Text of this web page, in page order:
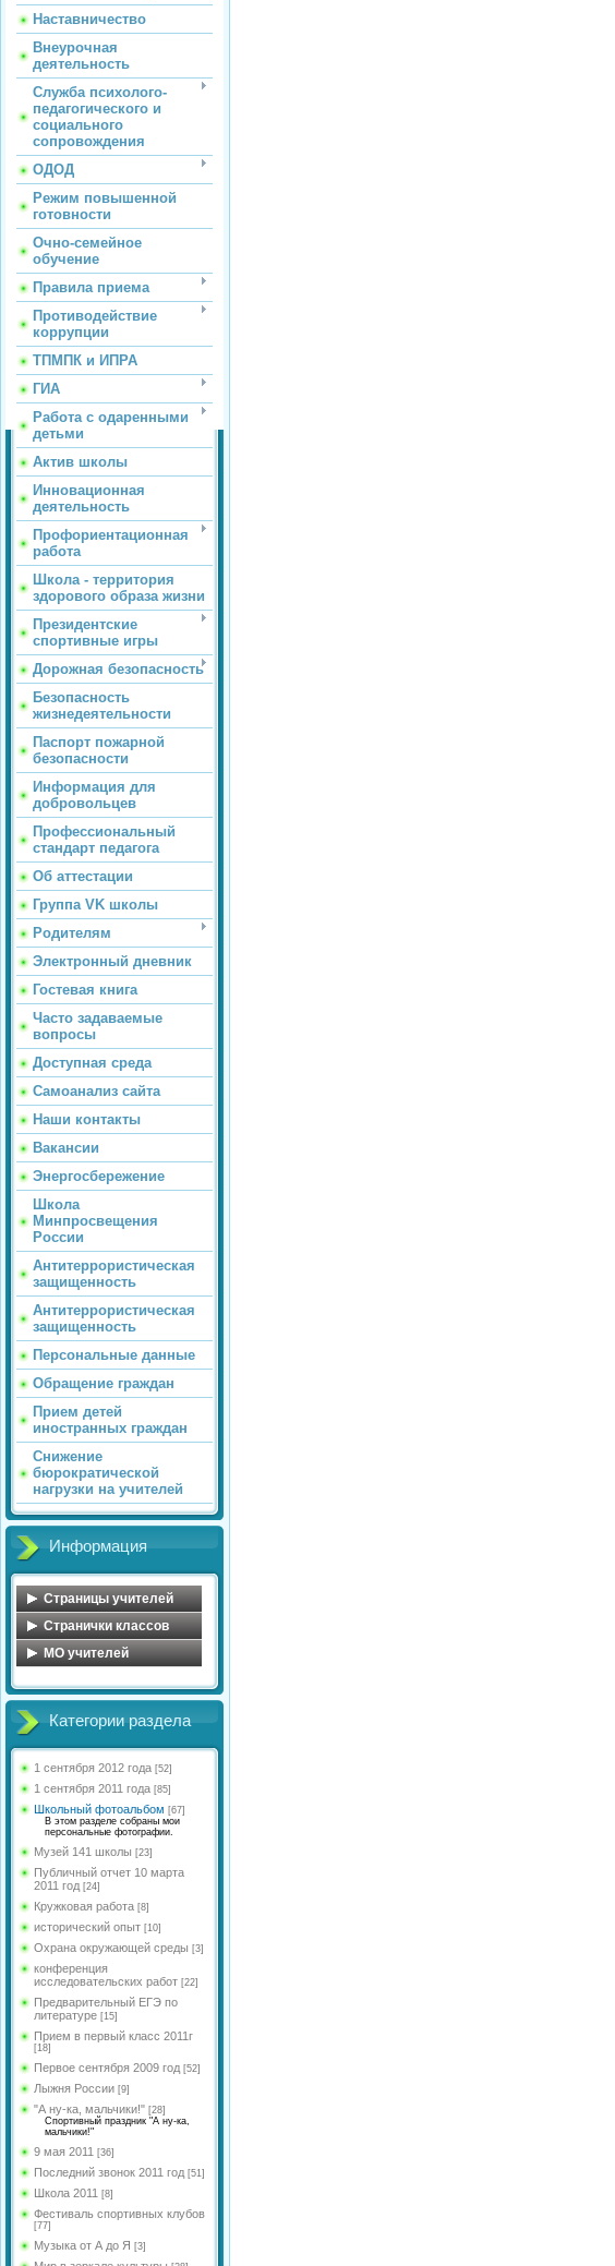
Наставничество
Внеурочная
деятельность
Служба психолого-
педагогического и
социального
сопровождения
ОДОД
Режим повышенной
готовности
Очно-семейное
обучение
Правила приема
Противодействие
коррупции
ТПМПК и ИПРА
ГИА
Работа с одаренными
детьми
Актив школы
Инновационная
деятельность
Профориентационная
работа
Школа - территория
здорового образа жизни
Президентские
спортивные игры
Дорожная безопасность
Безопасность
жизнедеятельности
Паспорт пожарной
безопасности
Информация для
добровольцев
Профессиональный
стандарт педагога
Об аттестации
Группа VK школы
Родителям
Электронный дневник
Гостевая книга
Часто задаваемые
вопросы
Доступная среда
Самоанализ сайта
Наши контакты
Вакансии
Энергосбережение
Школа
Минпросвещения
России
Антитеррористическая
защищенность
Антитеррористическая
защищенность
Персональные данные
Обращение граждан
Прием детей
иностранных граждан
Снижение
бюрократической
нагрузки на учителей
Информация
Страницы учителей
Обухова Н.В.
Майорова О.А.
Цветкова Ю.В.
Федорова Ю.А.
Миловидова Е.В.
Долгова Л.И.
Рябцева М.Л.
Цветкова А.Н.
Шишкина А.С.
Боровик А.Р.
Сенюшкина Л.А.
<
Хижняк Е.И.
Косова Л.А.
Рус.яз и лит-ра
Романова Н.В.
Губарева Р.В.
Чистякова B.Y.
Косова К.П.
Новик Д.В.
Миронова Е.Ю.
Святенко А.В.
Странички классов
Косова Л.А.
Сенюшкина Л.А.
Яковлева А.А.
Кульчицкая Н.Б.
Федорова Ю.А.
Обухова Н.В.
Кобикова Н.Э.
<
Голосенко С.С.
Цветкова Ю.В.
Цветкова А.Н.
Сухинина З.И.
Шрейбер И.А.
Николаева О.В.
MO учителей
классов
МО математического
цикла
МО учителей русского
МО учителей
естественно-научного
цикла
МО учителей социально-
гуманитарного и
эстетического цикла
МО учителей английского
языка
МО классных
руководителей
Категории раздела
1 сентября 2012 года [52]
1 сентября 2011 года [85]
Школьный фотоальбом [67]
В этом разделе собраны мои
персональные фотографии.
Музей 141 школы [23]
Публичный отчет 10 марта
2011 год [24]
Кружковая работа [8]
исторический опыт [10]
Охрана окружающей среды [3]
конференция
исследовательских работ [22]
Предварительный ЕГЭ по
литературе [15]
Прием в первый класс 2011г
[18]
Первое сентября 2009 год [52]
Лыжня России [9]
"А ну-ка, мальчики!" [28]
Спортивный праздник "А ну-ка,
мальчики!"
9 мая 2011 [36]
Последний звонок 2011 год [51]
Школа 2011 [8]
Фестиваль спортивных клубов
[77]
Музыка от А до Я [3]